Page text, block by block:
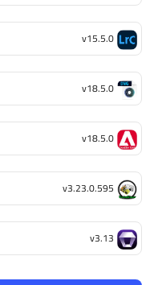
v15.5.0
v18.5.0
v18.5.0
v3.23.0.595
v3.13